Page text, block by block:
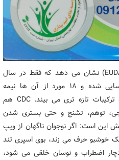
گزارش های اتحادیه اروپایی مواد (EUDA) نشان می دهد که فقط در سال
۲۰۲۴ بیست کانابینوئید جدید شناسایی شده و ۱۸ مورد از آن ها نیمه
صناعی بوده اند؛ یعنی بازار هر ماه ترکیبات تازه تری می بیند. CDC هم
توهم، تشنج و حتی بستری شدن
این است: اگر نوجوان ناگهان از ویپ
خوشبو حرف می زند، بوی اسپری تند
اضطراب و نوسان خلقی می شود،